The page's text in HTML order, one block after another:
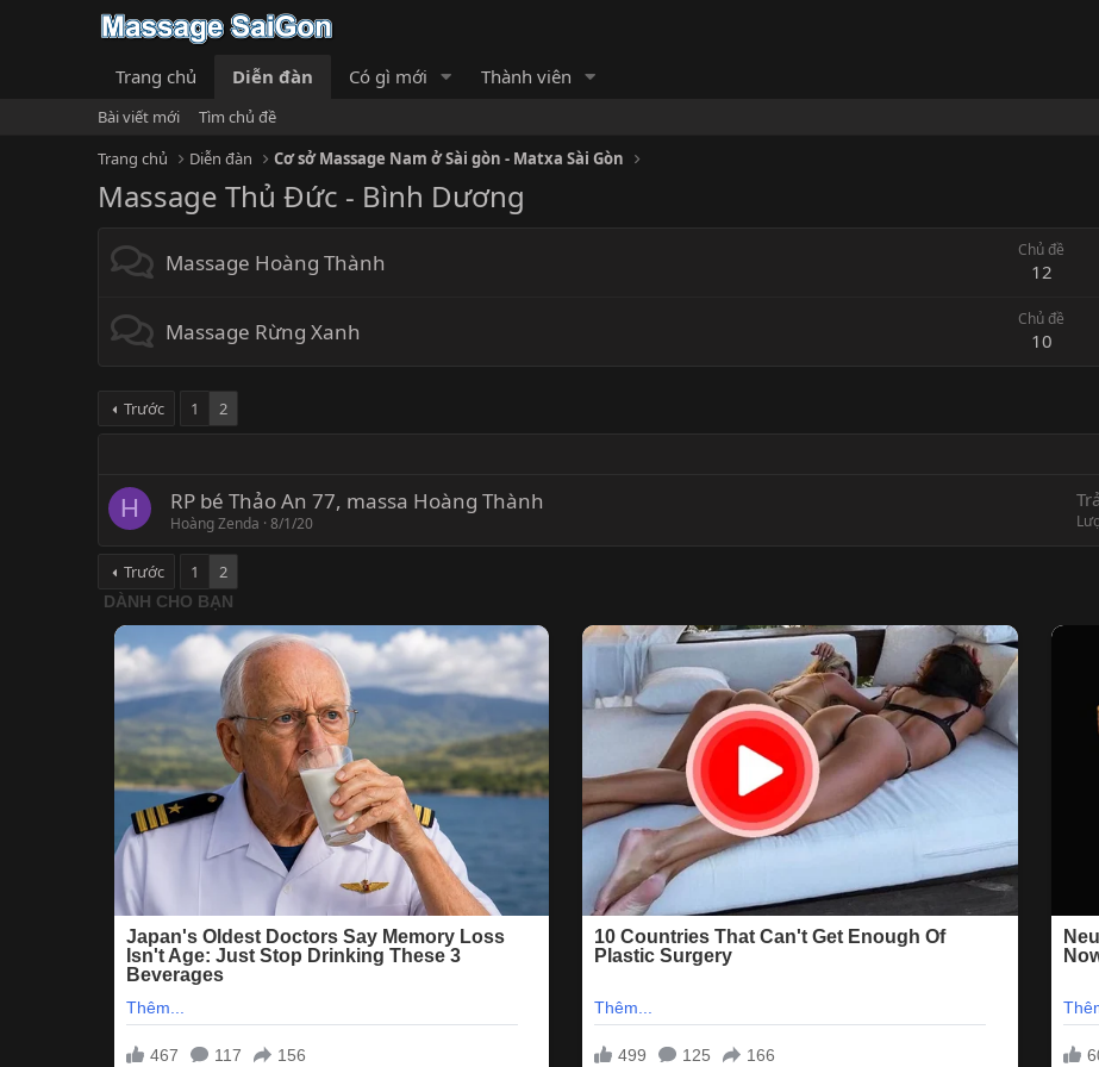
Trang chủ Diễn đàn Có gì mới Thành viên
Bài viết mới
Tìm chủ đề
Trang chủ
Diễn đàn Cơ sở Massage Nam ở Sài gòn - Matxa Sài Gòn
Massage Thủ Đức - Bình Dương
Massage Hoàng Thành Chủ đề
12
Massage Rừng Xanh Chủ đề
10
Trước 1 2
H RP bé Thảo An 77, massa Hoàng Thành
Hoàng Zenda 8/1/20
Trước 1 2